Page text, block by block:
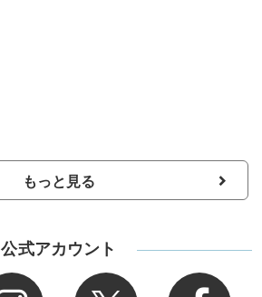
もっと見る
公式アカウント